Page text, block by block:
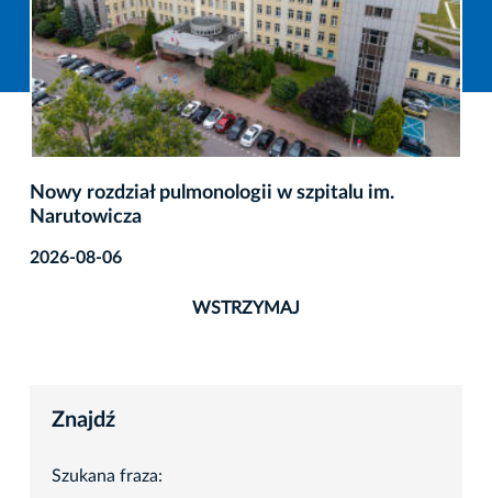
Nowy rozdział pulmonologii w szpitalu im.
Narutowicza
2026-08-06
WSTRZYMAJ
Znajdź
Szukana fraza: